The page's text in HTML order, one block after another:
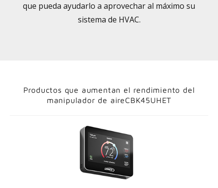
que pueda ayudarlo a aprovechar al máximo su
sistema de HVAC.
Productos que aumentan el rendimiento del
manipulador de aireCBK45UHET